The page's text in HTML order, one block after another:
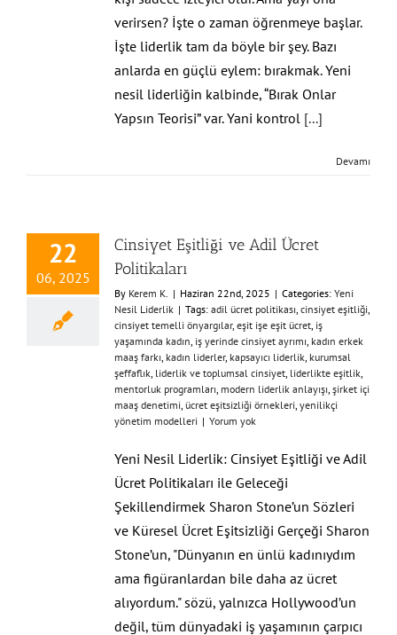
verirsen? İşte o zaman öğrenmeye başlar.
İşte liderlik tam da böyle bir şey. Bazı
anlarda en güçlü eylem: bırakmak. Yeni
nesil liderliğin kalbinde, “Bırak Onlar
Yapsın Teorisi” var. Yani kontrol [...]
Devamı
22
06, 2025
Cinsiyet Eşitliği ve Adil Ücret
Politikaları
By Kerem K. | Haziran 22nd, 2025 | Categories: Yeni
Nesil Liderlik | Tags: adil ücret politikası, cinsiyet eşitliği,
cinsiyet temelli önyargılar, eşit işe eşit ücret, iş
yaşamında kadın, iş yerinde cinsiyet ayrımı, kadın erkek
maaş farkı, kadın liderler, kapsayıcı liderlik, kurumsal
şeffaflık, liderlik ve toplumsal cinsiyet, liderlikte eşitlik,
mentorluk programları, modern liderlik anlayışı, şirket içi
maaş denetimi, ücret eşitsizliği örnekleri, yenilikçi
yönetim modelleri | Yorum yok
Yeni Nesil Liderlik: Cinsiyet Eşitliği ve Adil
Ücret Politikaları ile Geleceği
Şekillendirmek Sharon Stone’un Sözleri
ve Küresel Ücret Eşitsizliği Gerçeği Sharon
Stone’un, "Dünyanın en ünlü kadınıydım
ama figüranlardan bile daha az ücret
alıyordum." sözü, yalnızca Hollywood’un
değil, tüm dünyadaki iş yaşamının çarpıcı